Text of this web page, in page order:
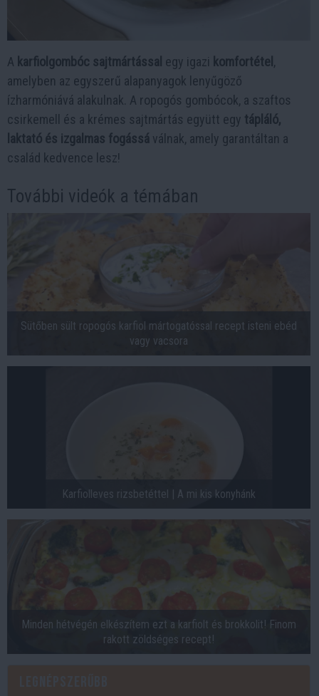
A karfiolgombóc sajtmártással egy igazi komfortétel ,
amelyben az egyszerű alapanyagok lenyűgöző
ízharmóniává alakulnak. A ropogós gombócok, a szaftos
csirkemell és a krémes sajtmártás együtt egy tápláló,
laktató és izgalmas fogássá válnak, amely garantáltan a
család kedvence lesz!
További videók a témában
Sütőben sült ropogós karfiol mártogatóssal recept isteni ebéd
vagy vacsora
Karfiolleves rizsbetéttel | A mi kis konyhánk
Minden hétvégén elkészítem ezt a karfiolt és brokkolit! Finom
rakott zöldséges recept!